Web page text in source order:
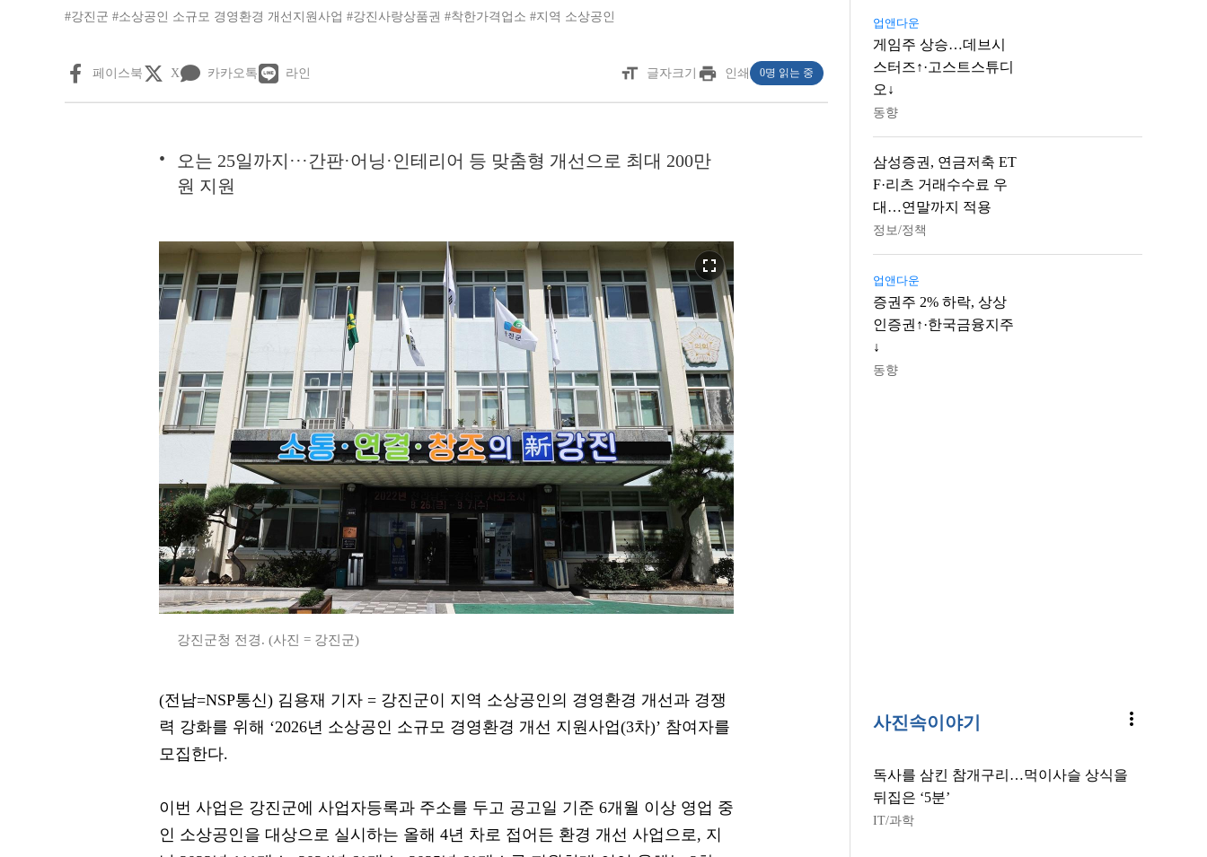
#강진군 #소상공인 소규모 경영환경 개선지원사업 #강진사랑상품권 #착한가격업소 #지역 소상공인
페이스북 X 카카오톡 라인 format_size 글자크기 print 인쇄 0명 읽는 중
오는 25일까지···간판·어닝·인테리어 등 맞춤형 개선으로 최대 200만
원 지원
fullscreen
강진군청 전경. (사진 = 강진군)
(전남=NSP통신) 김용재 기자 = 강진군이 지역 소상공인의 경영환경 개선과 경쟁
력 강화를 위해 ‘2026년 소상공인 소규모 경영환경 개선 지원사업(3차)’ 참여자를
모집한다.
이번 사업은 강진군에 사업자등록과 주소를 두고 공고일 기준 6개월 이상 영업 중
인 소상공인을 대상으로 실시하는 올해 4년 차로 접어든 환경 개선 사업으로, 지
업앤다운
게임주 상승…데브시
스터즈↑·고스트스튜디
오↓
동향
삼성증권, 연금저축 ET
F·리츠 거래수수료 우
대…연말까지 적용
정보/정책
업앤다운
증권주 2% 하락, 상상
인증권↑·한국금융지주
↓
동향
사진속이야기 more_vert
독사를 삼킨 참개구리…먹이사슬 상식을
뒤집은 ‘5분’
IT/과학